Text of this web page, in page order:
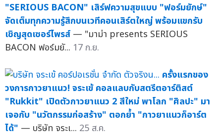
"SERIOUS BACON" เสิร์ฟความสุขแบบ "ฟอร์มยักษ์"
จัดเต็มทุกความรู้สึกบนเวทีคอนเสิร์ตใหญ่ พร้อมแขกรับ
เชิญสุดเซอร์ไพรส์ — "มาม่า presents SERIOUS
BACON ฟอร์มยั... 17 ก.ย.
ครั้งแรกของ
วงการกาวยาแนว! จระเข้ คอลแลบกับสตรีตอาร์ติสต์
"Rukkit" เปิดตัวกาวยาแนว 2 สีใหม่ พาโลก "ศิลปะ" มา
เจอกับ "นวัตกรรมก่อสร้าง" ตอกย้ำ "กาวยาแนวก็อาร์ต
ได้" — บริษัท จระเ... 25 ส.ค.